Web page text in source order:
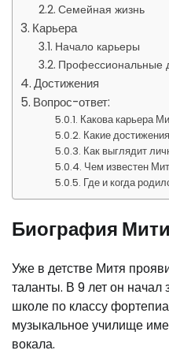
Семейная жизнь
Карьера
Начало карьеры
Профессиональные
Достижения
Вопрос-ответ:
Какова карьера
Какие
Как выглядит
Чем известен
Где и когда
Биография
Уже в детстве Митя
таланты. В 9 лет он начал
школе по классу
музыкальное училище
вокала.